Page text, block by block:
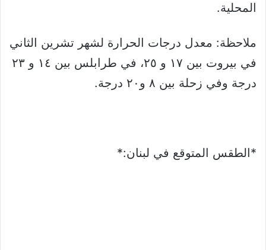
المحلية.
ملاحظة: معدل درجات الحرارة لشهر تشرين الثاني
في بيروت بين ١٧ و ٢٥، في طرابلس بين ١٤ و ٢٣
درجة وفي زحلة بين ٨ و٢٠ درجة.
*الطقس المتوقع في لبنان:*